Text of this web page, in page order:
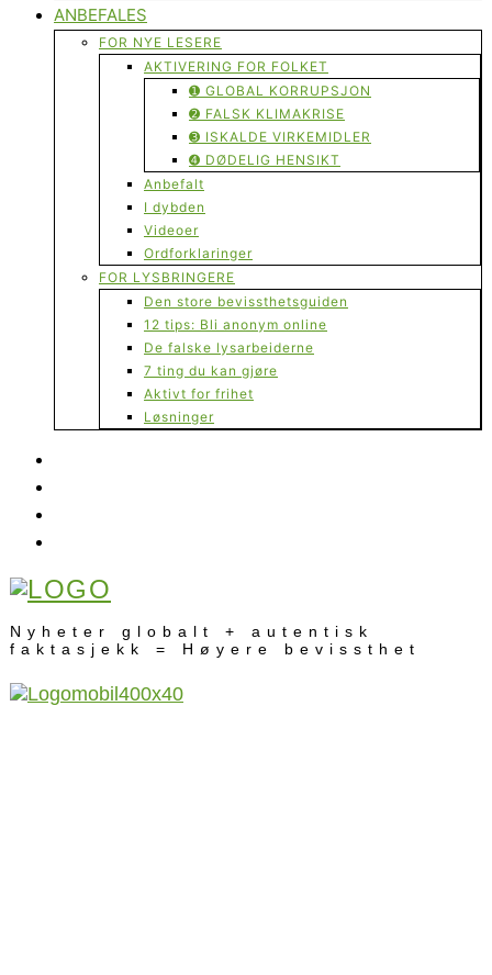
ANBEFALES
FOR NYE LESERE
AKTIVERING FOR FOLKET
➊ GLOBAL KORRUPSJON
➋ FALSK KLIMAKRISE
➌ ISKALDE VIRKEMIDLER
➍ DØDELIG HENSIKT
Anbefalt
I dybden
Videoer
Ordforklaringer
FOR LYSBRINGERE
Den store bevissthetsguiden
12 tips: Bli anonym online
De falske lysarbeiderne
7 ting du kan gjøre
Aktivt for frihet
Løsninger
Nyheter globalt + autentisk
faktasjekk = Høyere bevissthet